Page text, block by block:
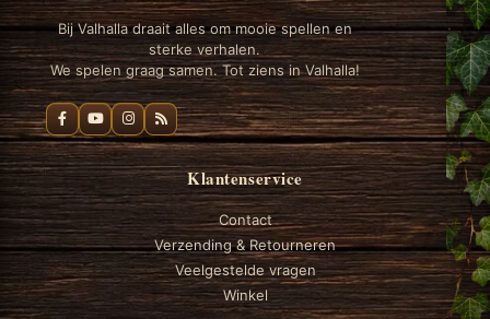
Bij Valhalla draait alles om mooie spellen en
sterke verhalen.
We spelen graag samen. Tot ziens in Valhalla!
Klantenservice
Contact
Verzending & Retourneren
Veelgestelde vragen
Winkel